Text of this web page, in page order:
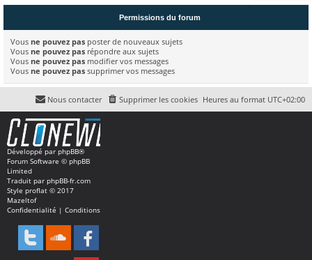
Permissions du forum
Vous ne pouvez pas poster de nouveaux sujets
Vous ne pouvez pas répondre aux sujets
Vous ne pouvez pas modifier vos messages
Vous ne pouvez pas supprimer vos messages
Heures au format UTC+02:00
Supprimer les cookies
Nous contacter
Développé par phpBB®
Forum Software © phpBB
Limited
Traduit par phpBB-fr.com
Style proflat © 2017
Mazeltof
Confidentialité | Conditions